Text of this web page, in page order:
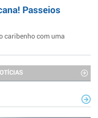
Passeios
caribenho com uma